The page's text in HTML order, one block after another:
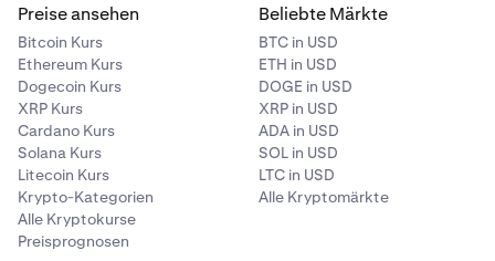
Preise ansehen
Bitcoin Kurs
Ethereum Kurs
Dogecoin Kurs
XRP Kurs
Cardano Kurs
Solana Kurs
Litecoin Kurs
Krypto-Kategorien
Alle Kryptokurse
Preisprognosen
Beliebte Märkte
BTC in USD
ETH in USD
DOGE in USD
XRP in USD
ADA in USD
SOL in USD
LTC in USD
Alle Kryptomärkte